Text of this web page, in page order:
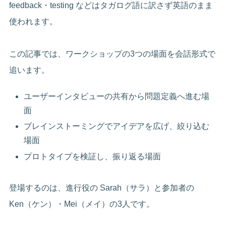
feedback・testing などはタガログ語に訳さず英語のまま
使われます。
この記事では、ワークショップの3つの場面を会話形式で
追います。
ユーザーインタビューの共有から問題定義へ進む場
面
ブレインストーミングでアイデアを広げ、絞り込む
場面
プロトタイプを検証し、振り返る場面
登場するのは、進行役の Sarah（サラ）と参加者の
Ken（ケン）・Mei（メイ）の3人です。